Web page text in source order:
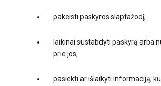
pakeisti paskyros slaptažodį;
laikinai sustabdyti paskyrą arba
prie jos;
pasiekti ar išlaikyti informaciją,